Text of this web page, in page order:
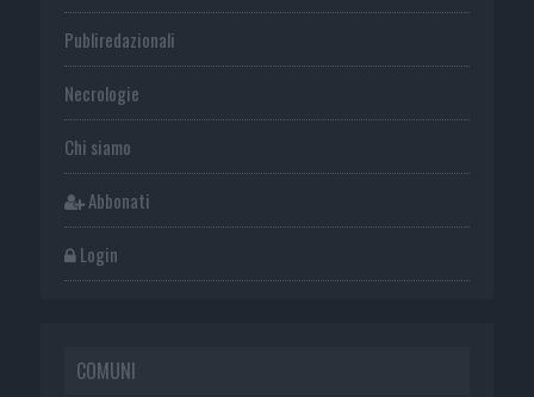
Publiredazionali
Necrologie
Chi siamo
Abbonati
Login
COMUNI